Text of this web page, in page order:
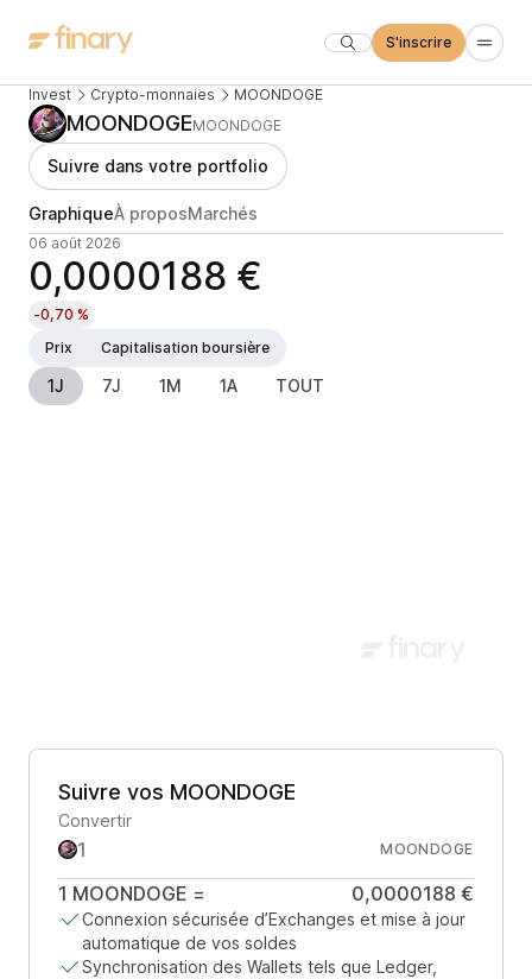
S'inscrire
Invest Crypto-monnaies MOONDOGE
MOONDOGEMOONDOGE
Suivre dans votre portfolio
GraphiqueÀ proposMarchés
06 août 2026
0,0000188 €
-0,70 %
Prix
Capitalisation boursière
1J 7J 1M 1A TOUT
Suivre vos MOONDOGE
Convertir
MOONDOGE
1 MOONDOGE = 0,0000188 €
Connexion sécurisée d’Exchanges et mise à jour
automatique de vos soldes
Synchronisation des Wallets tels que Ledger,